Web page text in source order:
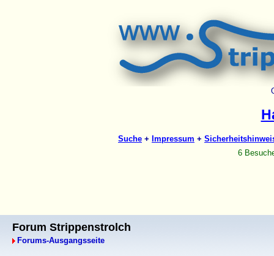
Forum Strippenstrolch
Forums-Ausgangsseite